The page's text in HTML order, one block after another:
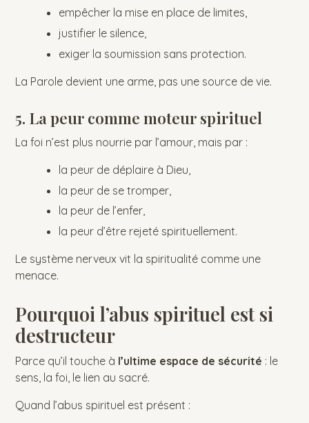
empêcher la mise en place de limites,
justifier le silence,
exiger la soumission sans protection.
La Parole devient une arme, pas une source de vie.
5. La peur comme moteur spirituel
La foi n’est plus nourrie par l’amour, mais par :
la peur de déplaire à Dieu,
la peur de se tromper,
la peur de l’enfer,
la peur d’être rejeté spirituellement.
Le système nerveux vit la spiritualité comme une
menace.
Pourquoi l’abus spirituel est si
destructeur
Parce qu’il touche à l’ultime espace de sécurité : le
sens, la foi, le lien au sacré.
Quand l’abus spirituel est présent :